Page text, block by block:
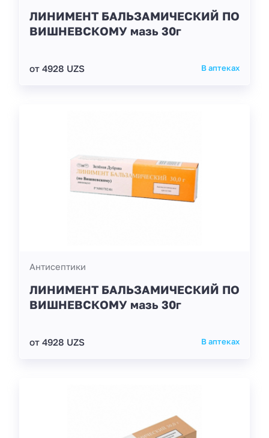
ЛИНИМЕНТ БАЛЬЗАМИЧЕСКИЙ ПО
ВИШНЕВСКОМУ мазь 30г
от 4928 UZS В аптеках
Антисептики
ЛИНИМЕНТ БАЛЬЗАМИЧЕСКИЙ ПО
ВИШНЕВСКОМУ мазь 30г
от 4928 UZS В аптеках